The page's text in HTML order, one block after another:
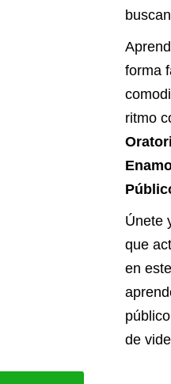
forma
ritmo
Únete
que
en
de